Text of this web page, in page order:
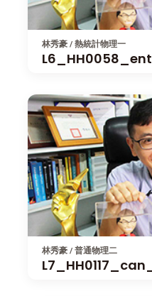
林秀豪 / 熱統計物理一
林秀豪 / 普通物理二